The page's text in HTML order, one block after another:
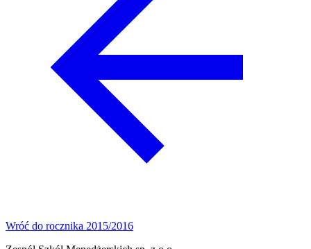
Wróć do rocznika 2015/2016